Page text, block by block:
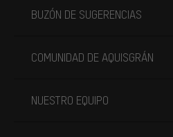
BUZÓN DE SUGERENCIAS
COMUNIDAD DE AQUISGRÁN
NUESTRO EQUIPO